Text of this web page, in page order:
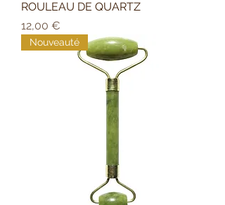
ROULEAU DE QUARTZ
Prix
12,00 €
Nouveauté